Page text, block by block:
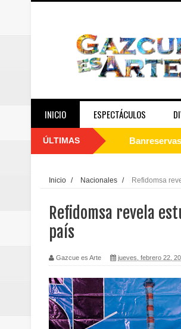
INICIO ESPECTÁCULOS
ÚLTIMAS Juan Luis
Embajada
Pavel
“Los
Inicio / Nacionales / Refidomsa
Refidomsa revela
país
Gazcue es Arte jueves, febrero 22,